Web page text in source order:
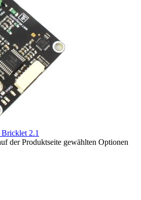
2.1
der Produktseite gewählten Optionen